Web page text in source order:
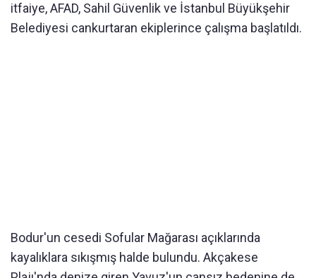
itfaiye, AFAD, Sahil Güvenlik ve İstanbul Büyükşehir
Belediyesi cankurtaran ekiplerince çalışma başlatıldı.
Bodur'un cesedi Sofular Mağarası açıklarında
kayalıklara sıkışmış halde bulundu. Akçakese